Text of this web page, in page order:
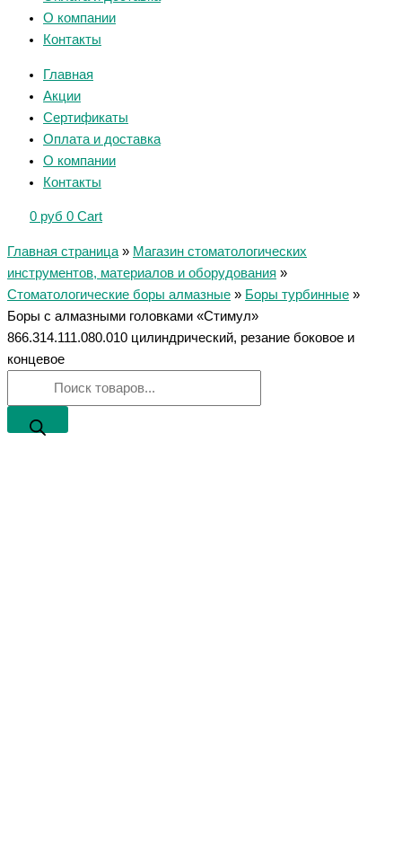
О компании
Контакты
Главная
Акции
Сертификаты
Оплата и доставка
О компании
Контакты
0 руб 0 Cart
Главная страница » Магазин стоматологических
инструментов, материалов и оборудования »
Стоматологические боры алмазные » Боры турбинные »
Боры с алмазными головками «Стимул»
866.314.111.080.010 цилиндрический, резание боковое и
концевое